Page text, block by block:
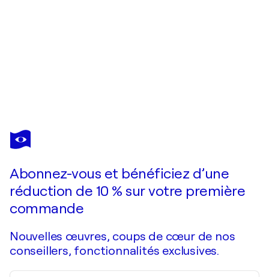
ESTEBAN
VERA
Je passe commande
Abonnez-vous et bénéficiez d’une
réduction de 10 % sur votre première
commande
Nouvelles œuvres, coups de cœur de nos
conseillers, fonctionnalités exclusives.